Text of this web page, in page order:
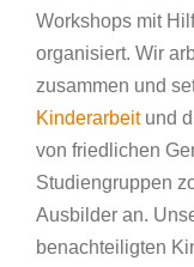
Workshops mit
organisiert. Wir
zusammen und
Kinderarbeitund
von friedlichen
Studiengruppen
Ausbilder an.
benachteiligten